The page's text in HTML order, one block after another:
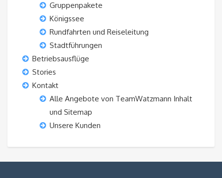
Gruppenpakete
Königssee
Rundfahrten und Reiseleitung
Stadtführungen
Betriebsausflüge
Stories
Kontakt
Alle Angebote von TeamWatzmann Inhalt
und Sitemap
Unsere Kunden